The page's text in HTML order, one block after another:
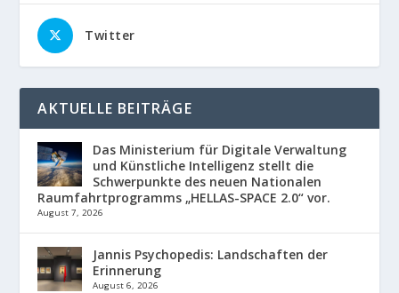
Twitter
AKTUELLE BEITRÄGE
Das Ministerium für Digitale Verwaltung
und Künstliche Intelligenz stellt die
Schwerpunkte des neuen Nationalen
Raumfahrtprogramms „HELLAS-SPACE 2.0“ vor.
August 7, 2026
Jannis Psychopedis: Landschaften der
Erinnerung
August 6, 2026